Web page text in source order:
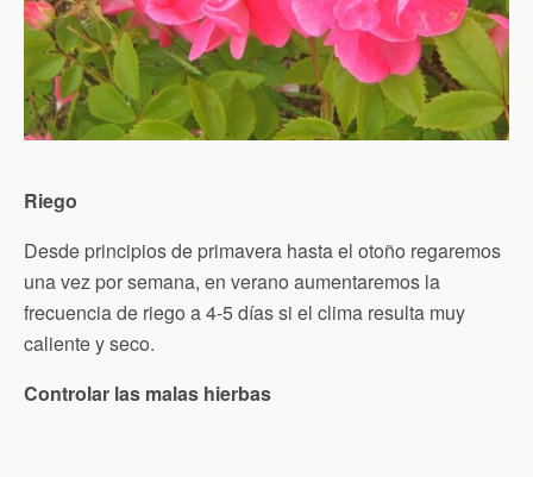
Riego
Desde principios de primavera hasta el otoño regaremos
una vez por semana, en verano aumentaremos la
frecuencia de riego a 4-5 días si el clima resulta muy
caliente y seco.
Controlar las malas hierbas